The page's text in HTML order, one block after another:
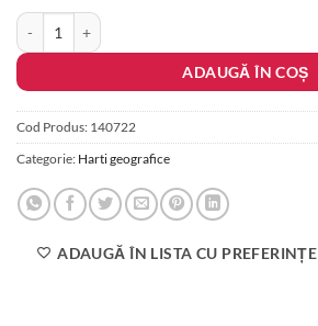
singure
evaluări
Cantitate Harta fizica si administrativa a Lumii
ADAUGĂ ÎN COȘ
Cod Produs: 140722
Categorie: Harti geografice
ADAUGĂ ÎN LISTA CU PREFERINȚE